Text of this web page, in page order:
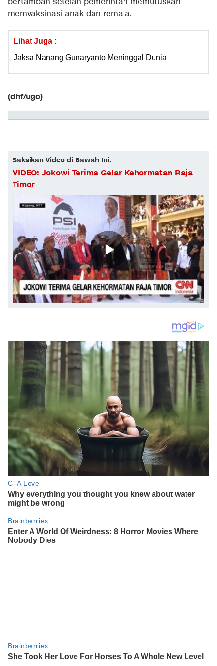
bertambah setelah pemerintah memutuskan
memvaksinasi anak dan remaja.
Lihat Juga :
Jaksa Nanang Gunaryanto Meninggal Dunia
(dhf/ugo)
Saksikan Video di Bawah Ini:
VIDEO: Jokowi Terima Gelar Kehormatan Raja
Timor